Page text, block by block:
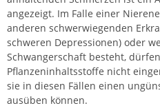
angezeigt. Im Falle einer
anderen schwerwiegenden
schweren Depressionen) oder
Schwangerschaft besteht,
Pflanzeninhaltsstoffe nicht
sie in diesen Fällen einen
ausüben können.